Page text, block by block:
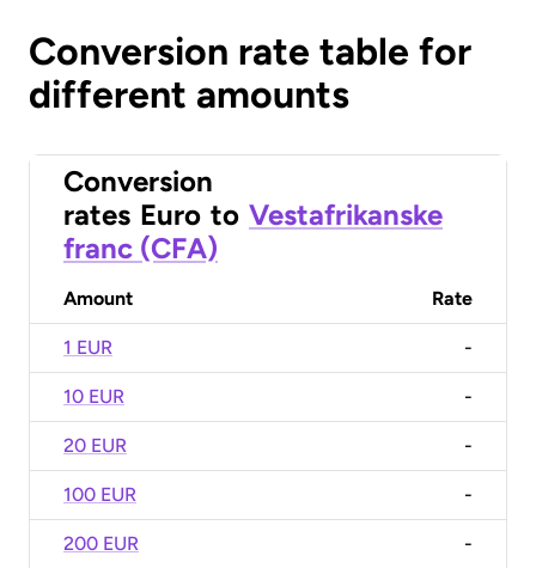
Conversion rate table for
different amounts
Conversion
rates Euro to Vestafrikanske
franc (CFA)
Amount Rate
1 EUR -
10 EUR -
20 EUR -
100 EUR -
200 EUR -